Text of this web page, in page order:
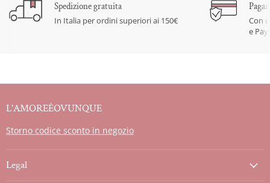
Spedizione gratuita
In Italia per ordini superiori ai 150€
Con
e
L'AMOREÈOVUNQUE
Storno codice sconto in negozio
Legal